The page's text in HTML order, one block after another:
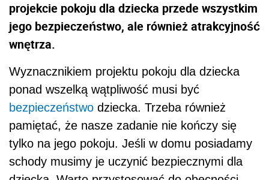
projekcie pokoju dla dziecka przede wszystkim
jego bezpieczeństwo, ale również atrakcyjność
wnętrza.
Wyznacznikiem projektu pokoju dla dziecka
ponad wszelką wątpliwość musi być
bezpieczeństwo dziecka. Trzeba również
pamiętać, że nasze zadanie nie kończy się
tylko na jego pokoju. Jeśli w domu posiadamy
schody musimy je uczynić bezpiecznymi dla